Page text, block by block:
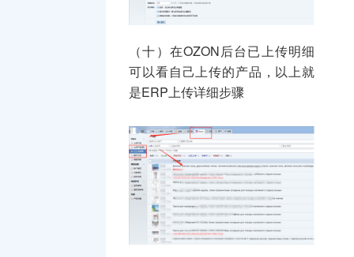
（十）在OZON后台已上传明细
可以看自己上传的产品，以上就
是ERP上传详细步骤